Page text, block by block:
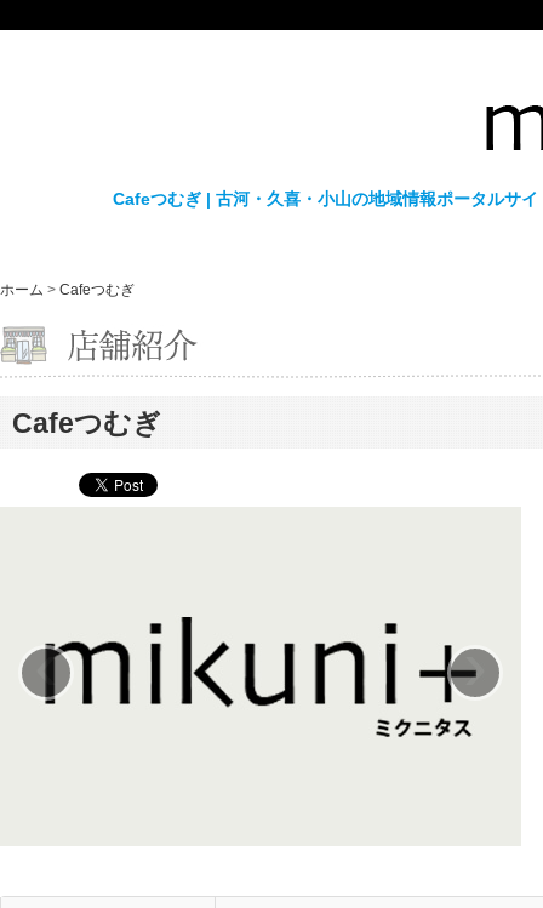
Cafeつむぎ | 古河・久喜・小山の地域情報ポータルサ
ホーム > Cafeつむぎ
Cafeつむぎ
‹ ›